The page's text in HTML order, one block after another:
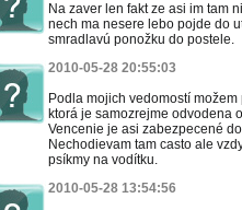
Na zaver len fakt ze asi im tam
nech ma nesere lebo pojde do
smradlavú ponožku do postele.
2010-05-28 20:55:03
Podla mojich vedomostí
ktorá je samozrejme odvodena
Vencenie je asi zabezpecené
Nechodievam tam casto ale
psíkmy na vodítku.
2010-05-28 13:54:56